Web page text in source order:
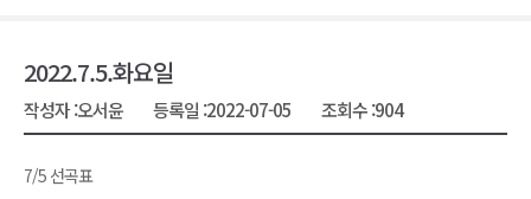
2022.7.5.화요일
작성자 :오서윤 등록일 :2022-07-05 조회수 :904
7/5 선곡표